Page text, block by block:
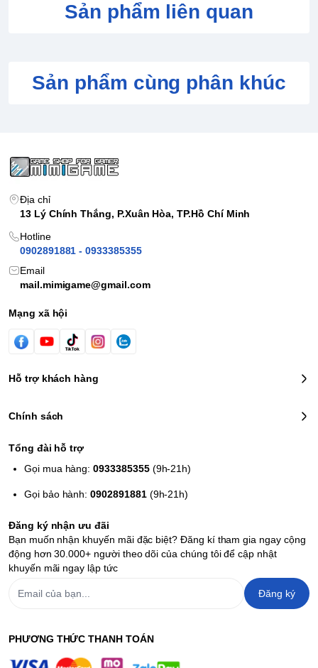
Sản phẩm liên quan
Sản phẩm cùng phân khúc
Địa chỉ
13 Lý Chính Thắng, P.Xuân Hòa, TP.Hồ Chí Minh
Hotline
0902891881 - 0933385355
Email
mail.mimigame@gmail.com
Mạng xã hội
Hỗ trợ khách hàng
Chính sách
Tổng đài hỗ trợ
Gọi mua hàng:0933385355(9h-21h)
Gọi bảo hành:0902891881(9h-21h)
Đăng ký nhận ưu đãi
Bạn muốn nhận khuyến mãi đặc biệt? Đăng kí tham gia ngay cộng
động hơn 30.000+ người theo dõi của chúng tôi để cập nhật
khuyến mãi ngay lập tức
Đăng ký
PHƯƠNG THỨC THANH TOÁN